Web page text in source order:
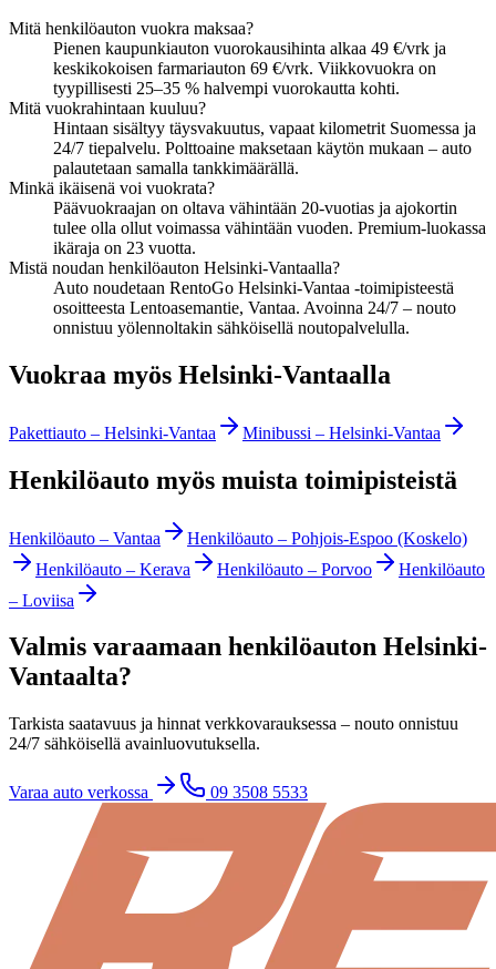
Mitä henkilöauton vuokra maksaa?
Pienen kaupunkiauton vuorokausihinta alkaa 49 €/vrk ja
keskikokoisen farmariauton 69 €/vrk. Viikkovuokra on
tyypillisesti 25–35 % halvempi vuorokautta kohti.
Mitä vuokrahintaan kuuluu?
Hintaan sisältyy täysvakuutus, vapaat kilometrit Suomessa ja
24/7 tiepalvelu. Polttoaine maksetaan käytön mukaan – auto
palautetaan samalla tankkimäärällä.
Minkä ikäisenä voi vuokrata?
Päävuokraajan on oltava vähintään 20-vuotias ja ajokortin
tulee olla ollut voimassa vähintään vuoden. Premium-luokassa
ikäraja on 23 vuotta.
Mistä noudan henkilöauton Helsinki-Vantaalla?
Auto noudetaan RentoGo Helsinki-Vantaa -toimipisteestä
osoitteesta Lentoasemantie, Vantaa. Avoinna 24/7 – nouto
onnistuu yölennoltakin sähköisellä noutopalvelulla.
Vuokraa myös Helsinki-Vantaalla
Pakettiauto – Helsinki-Vantaa Minibussi – Helsinki-Vantaa
Henkilöauto myös muista toimipisteistä
Henkilöauto – Vantaa Henkilöauto – Pohjois-Espoo (Koskelo)
Henkilöauto – Kerava Henkilöauto – Porvoo
Henkilöauto
– Loviisa
Valmis varaamaan henkilöauton Helsinki-
Vantaalta?
Tarkista saatavuus ja hinnat verkkovarauksessa – nouto onnistuu
24/7 sähköisellä avainluovutuksella.
Varaa auto verkossa 09 3508 5533